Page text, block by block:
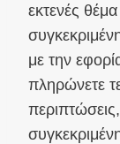
εκτενές
με την
πληρώνετε